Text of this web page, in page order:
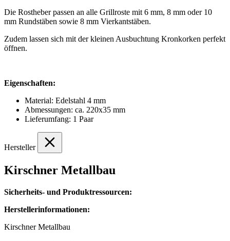
Die Rostheber passen an alle Grillroste mit 6 mm, 8 mm oder 10
mm Rundstäben sowie 8 mm Vierkantstäben.
Zudem lassen sich mit der kleinen Ausbuchtung Kronkorken perfekt
öffnen.
Eigenschaften:
Material: Edelstahl 4 mm
Abmessungen: ca. 220x35 mm
Lieferumfang: 1 Paar
Hersteller
Kirschner Metallbau
Sicherheits- und Produktressourcen:
Herstellerinformationen:
Kirschner Metallbau